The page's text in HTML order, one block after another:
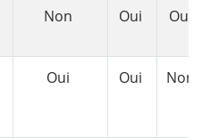
Non Oui Oui
Oui Oui Non